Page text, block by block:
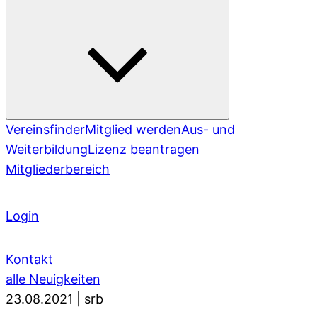
VereinsfinderMitglied werdenAus- und
WeiterbildungLizenz beantragen
Mitgliederbereich
Login
Kontakt
alle Neuigkeiten
23.08.2021
srb